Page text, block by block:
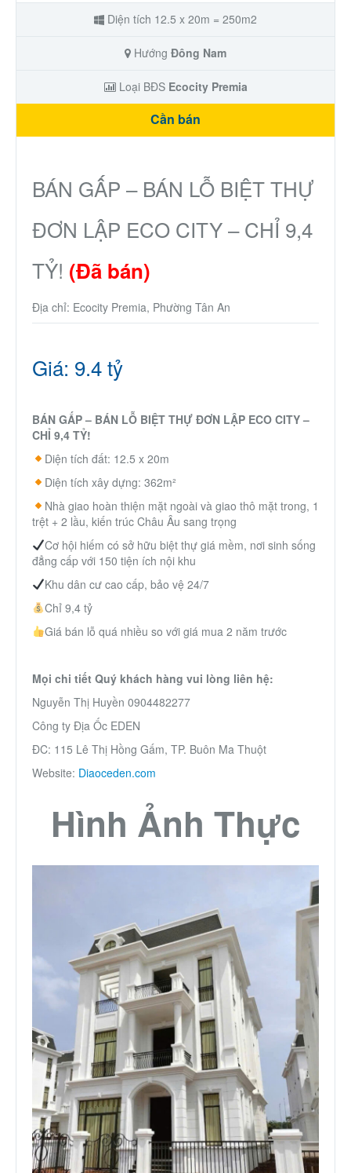
Ecocity Premia
Nhà đất cho thuê
Thành Phố Cà Phê
Ecocity Premia
Liên hệ
Diện tích 12.5 x 20m = 250m2
Hướng Đông Nam
Loại BĐS Ecocity Premia
Cần bán
BÁN GẤP – BÁN LỖ BIỆT THỰ
ĐƠN LẬP ECO CITY – CHỈ 9,4
TỶ! (Đã bán)
Địa chỉ: Ecocity Premia, Phường Tân An
Giá: 9.4 tỷ
BÁN GẤP – BÁN LỖ BIỆT THỰ ĐƠN LẬP ECO CITY –
CHỈ 9,4 TỶ!
Diện tích đất: 12.5 x 20m
Diện tích xây dựng: 362m²
Nhà giao hoàn thiện mặt ngoài và giao thô mặt trong, 1
trệt + 2 lầu, kiến trúc Châu Âu sang trọng
Cơ hội hiếm có sở hữu biệt thự giá mềm, nơi sinh sống
đẳng cấp với 150 tiện ích nội khu
Khu dân cư cao cấp, bảo vệ 24/7
Chỉ 9,4 tỷ
Giá bán lỗ quá nhiều so với giá mua 2 năm trước
Mọi chi tiết Quý khách hàng vui lòng liên hệ:
Nguyễn Thị Huyền 0904482277
Công ty Địa Ốc EDEN
ĐC: 115 Lê Thị Hồng Gấm, TP. Buôn Ma Thuột
Website: Diaoceden.com
Hình Ảnh Thực